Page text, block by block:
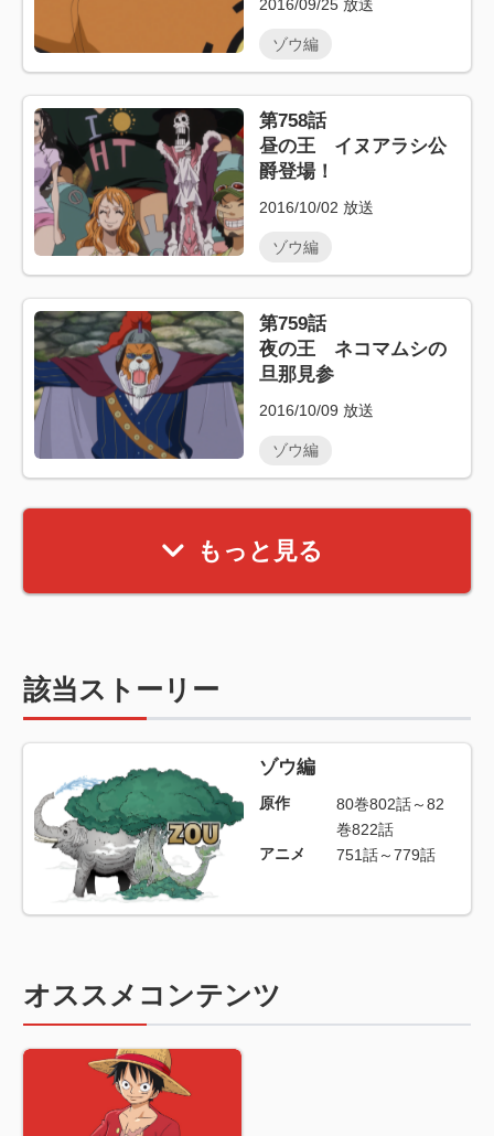
2016/09/25 放送
ゾウ編
第758話
昼の王 イヌアラシ公
爵登場！
2016/10/02 放送
ゾウ編
第759話
夜の王 ネコマムシの
旦那見参
2016/10/09 放送
ゾウ編
もっと見る
該当ストーリー
ゾウ編
原作
80巻802話～82
巻822話
アニメ
751話～779話
オススメコンテンツ